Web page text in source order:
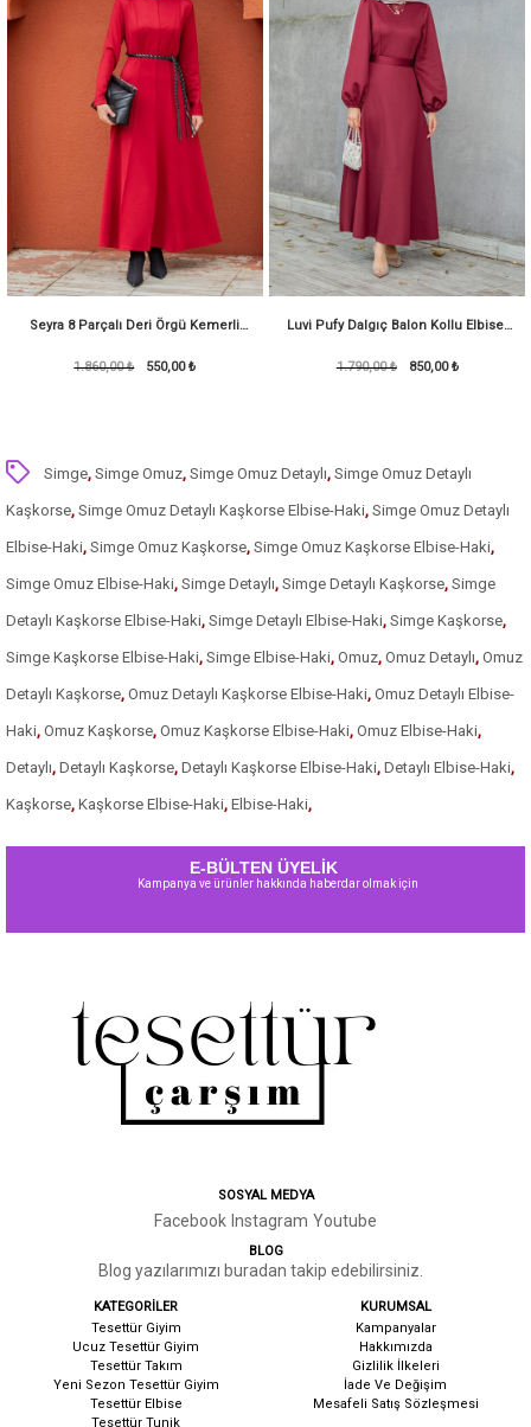
Seyra 8 Parçalı Deri Örgü Kemerli
Pufy Dalgıç Elbise-Bordo
550,00 ₺
1.860,00 ₺
Luvi Pufy Dalgıç Balon Kollu Elbise-
Kırmızı850,00 ₺
1.790,00 ₺
Simge, Simge Omuz, Simge Omuz Detaylı, Simge Omuz Detaylı
Kaşkorse, Simge Omuz Detaylı Kaşkorse Elbise-Haki, Simge Omuz Detaylı
Elbise-Haki, Simge Omuz Kaşkorse, Simge Omuz Kaşkorse Elbise-Haki,
Simge Omuz Elbise-Haki, Simge Detaylı, Simge Detaylı Kaşkorse, Simge
Detaylı Kaşkorse Elbise-Haki, Simge Detaylı Elbise-Haki, Simge Kaşkorse,
Simge Kaşkorse Elbise-Haki, Simge Elbise-Haki, Omuz, Omuz Detaylı, Omuz
Detaylı Kaşkorse, Omuz Detaylı Kaşkorse Elbise-Haki, Omuz Detaylı Elbise-
Haki, Omuz Kaşkorse, Omuz Kaşkorse Elbise-Haki, Omuz Elbise-Haki,
Detaylı, Detaylı Kaşkorse, Detaylı Kaşkorse Elbise-Haki, Detaylı Elbise-Haki,
Kaşkorse, Kaşkorse Elbise-Haki, Elbise-Haki,
E-BÜLTEN ÜYELİK
Kampanya ve ürünler hakkında haberdar olmak için
SOSYAL MEDYA
Facebook Instagram Youtube
BLOG
Blog yazılarımızı buradan takip edebilirsiniz.
KATEGORİLER
Tesettür Giyim
Ucuz Tesettür Giyim
Tesettür Takım
Yeni Sezon Tesettür Giyim
Tesettür Elbise
Tesettür Tunik
KURUMSAL
Kampanyalar
Hakkımızda
Gizlilik İlkeleri
İade Ve Değişim
Mesafeli Satış Sözleşmesi